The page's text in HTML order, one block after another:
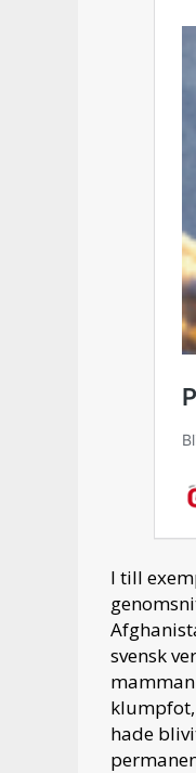
I till
svensk
hade